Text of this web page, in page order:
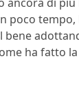
poco
bene
ha fatto la